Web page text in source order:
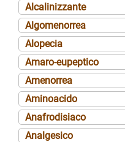
Alcalinizzante
Algomenorrea
Alopecia
Amaro-eupeptico
Amenorrea
Aminoacido
Anafrodisiaco
Analgesico